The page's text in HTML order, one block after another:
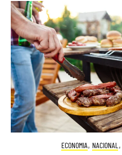
ECONOMIA, NACIONAL ,